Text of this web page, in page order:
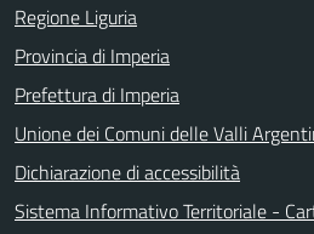
Regione Liguria
Provincia di Imperia
Prefettura di Imperia
Unione dei Comuni delle Valli
Dichiarazione di accessibilità
Sistema Informativo Territoriale -